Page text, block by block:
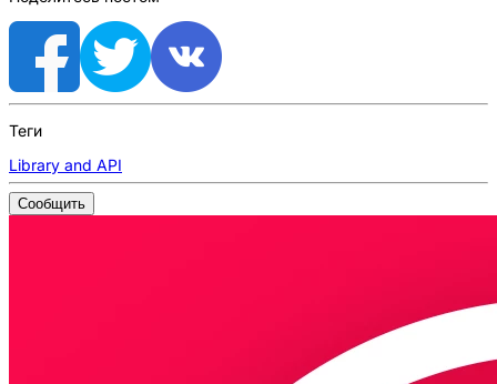
Теги
Library and API
Сообщить